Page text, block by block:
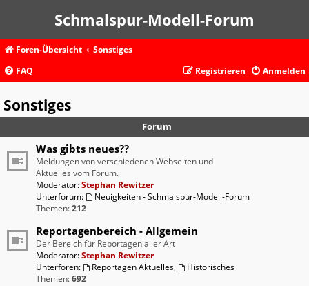
Schmalspur-Modell-Forum
Foren-Übersicht
Sonstiges
FAQ
Anmelden
Registrieren
Sonstiges
Forum
Was gibts neues??
Meldungen von verschiedenen Webseiten und
Aktuelles vom Forum.
Moderator:Stephan Rewitzer
Unterforum:
Neuigkeiten - Schmalspur-Modell-Forum
Themen:212
Reportagenbereich - Allgemein
Der Bereich für Reportagen aller Art
Moderator:Stephan Rewitzer
Unterforen:
Reportagen Aktuelles,
Historisches
Themen:692